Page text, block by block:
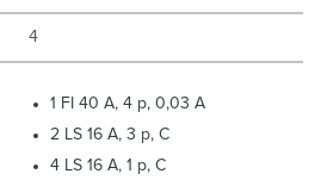
4
1 FI 40 A, 4 p, 0,03 A
2 LS 16 A, 3 p, C
4 LS 16 A, 1 p, C